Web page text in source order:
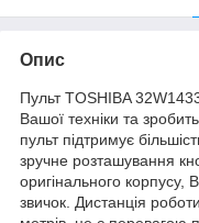
Опис
Пульт TOSHIBA
Вашої техніки та
пульт підтримує
зручне розташування
оригінального корпусу,
звичок. Дистанція